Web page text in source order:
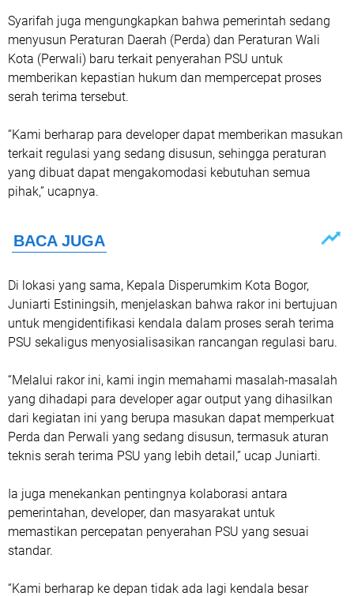
Syarifah juga mengungkapkan bahwa pemerintah sedang
menyusun Peraturan Daerah (Perda) dan Peraturan Wali
Kota (Perwali) baru terkait penyerahan PSU untuk
memberikan kepastian hukum dan mempercepat proses
serah terima tersebut.
“Kami berharap para developer dapat memberikan masukan
terkait regulasi yang sedang disusun, sehingga peraturan
yang dibuat dapat mengakomodasi kebutuhan semua
pihak,” ucapnya.
Di lokasi yang sama, Kepala Disperumkim Kota Bogor,
Juniarti Estiningsih, menjelaskan bahwa rakor ini bertujuan
untuk mengidentifikasi kendala dalam proses serah terima
PSU sekaligus menyosialisasikan rancangan regulasi baru.
“Melalui rakor ini, kami ingin memahami masalah-masalah
yang dihadapi para developer agar output yang dihasilkan
dari kegiatan ini yang berupa masukan dapat memperkuat
Perda dan Perwali yang sedang disusun, termasuk aturan
teknis serah terima PSU yang lebih detail,” ucap Juniarti.
Ia juga menekankan pentingnya kolaborasi antara
pemerintahan, developer, dan masyarakat untuk
memastikan percepatan penyerahan PSU yang sesuai
standar.
“Kami berharap ke depan tidak ada lagi kendala besar